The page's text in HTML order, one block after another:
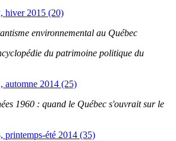
hiver 2015 (20)
environnemental au Québec
du patrimoine politique du
automne 2014 (25)
1960 : quand le Québec s'ouvrait sur le
printemps-été 2014 (35)